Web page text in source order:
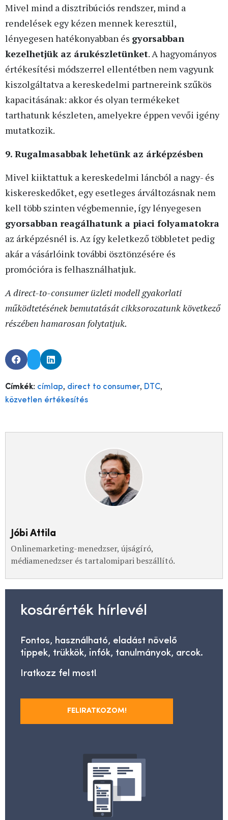
Mivel mind a disztribúciós rendszer, mind a
rendelések egy kézen mennek keresztül,
lényegesen hatékonyabban és gyorsabban
kezelhetjük az árukészletünket. A hagyományos
értékesítési módszerrel ellentétben nem vagyunk
kiszolgáltatva a kereskedelmi partnereink szűkös
kapacitásának: akkor és olyan termékeket
tarthatunk készleten, amelyekre éppen vevői igény
mutatkozik.
9. Rugalmasabbak lehetünk az árképzésben
Mivel kiiktattuk a kereskedelmi láncból a nagy- és
kiskereskedőket, egy esetleges árváltozásnak nem
kell több szinten végbemennie, így lényegesen
gyorsabban reagálhatunk a piaci folyamatokra
az árképzésnél is. Az így keletkező többletet pedig
akár a vásárlóink további ösztönzésére és
promócióra is felhasználhatjuk.
A direct-to-consumer üzleti modell gyakorlati
működtetésének bemutatását cikksorozatunk következő
részében hamarosan folytatjuk.
Címkék: címlap, direct to consumer, DTC,
közvetlen értékesítés
Jóbi Attila
Onlinemarketing-menedzser, újságíró,
médiamenedzser és tartalomipari beszállító.
kosárérték hírlevél
Fontos, használható, eladást növelő
tippek, trükkök, infók, tanulmányok, arcok.
Iratkozz fel most!
FELIRATKOZOM!